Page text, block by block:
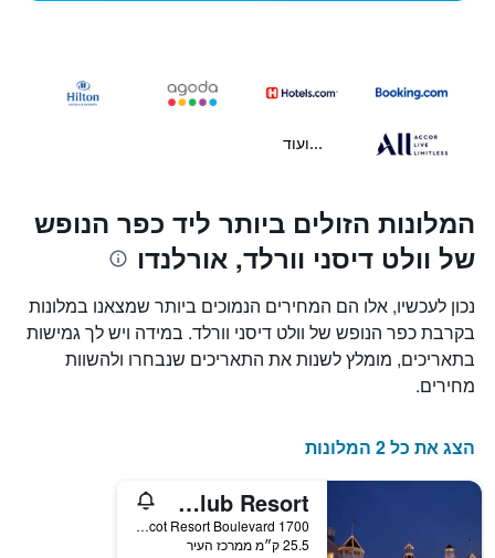
...ועוד
המלונות הזולים ביותר ליד כפר הנופש
של וולט דיסני וורלד, אורלנדו
נכון לעכשיו, אלו הם המחירים הנמוכים ביותר שמצאנו במלונות
בקרבת כפר הנופש של וולט דיסני וורלד. במידה ויש לך גמישות
בתאריכים, מומלץ לשנות את התאריכים שנבחרו ולהשוות
מחירים.
הצג את כל 2 המלונות
Disney's Yacht Club Resort
1700 Epcot Resort Boulevard, אורלנדו, FL, ארצות הברית
25.5 ק״מ ממרכז העיר